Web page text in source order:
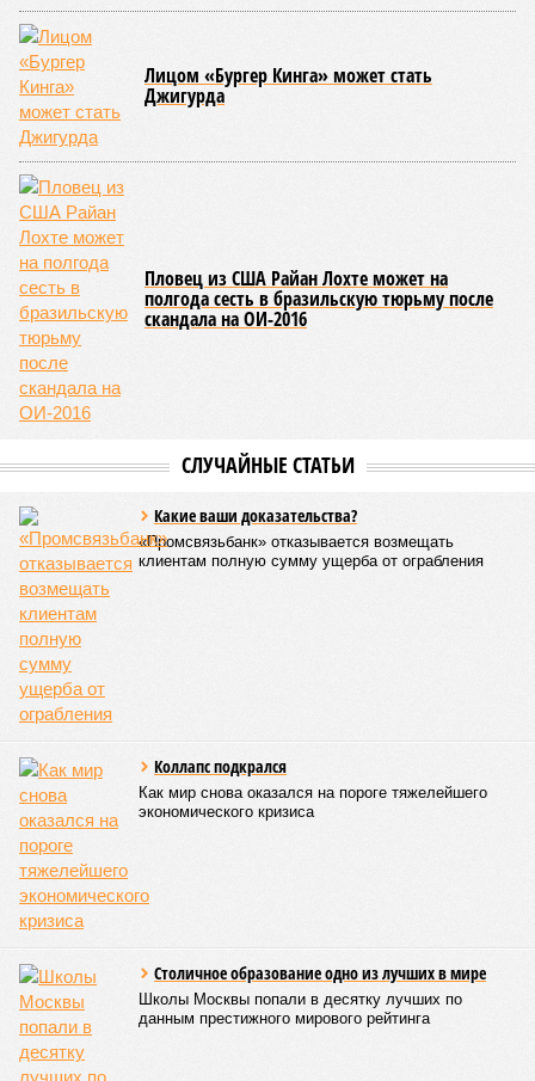
Лицом «Бургер Кинга» может стать
Джигурда
Пловец из США Райан Лохте может на
полгода сесть в бразильскую тюрьму после
скандала на ОИ-2016
СЛУЧАЙНЫЕ СТАТЬИ
Какие ваши доказательства?
«Промсвязьбанк» отказывается возмещать
клиентам полную сумму ущерба от ограбления
Коллапс подкрался
Как мир снова оказался на пороге тяжелейшего
экономического кризиса
Столичное образование одно из лучших в мире
Школы Москвы попали в десятку лучших по
данным престижного мирового рейтинга